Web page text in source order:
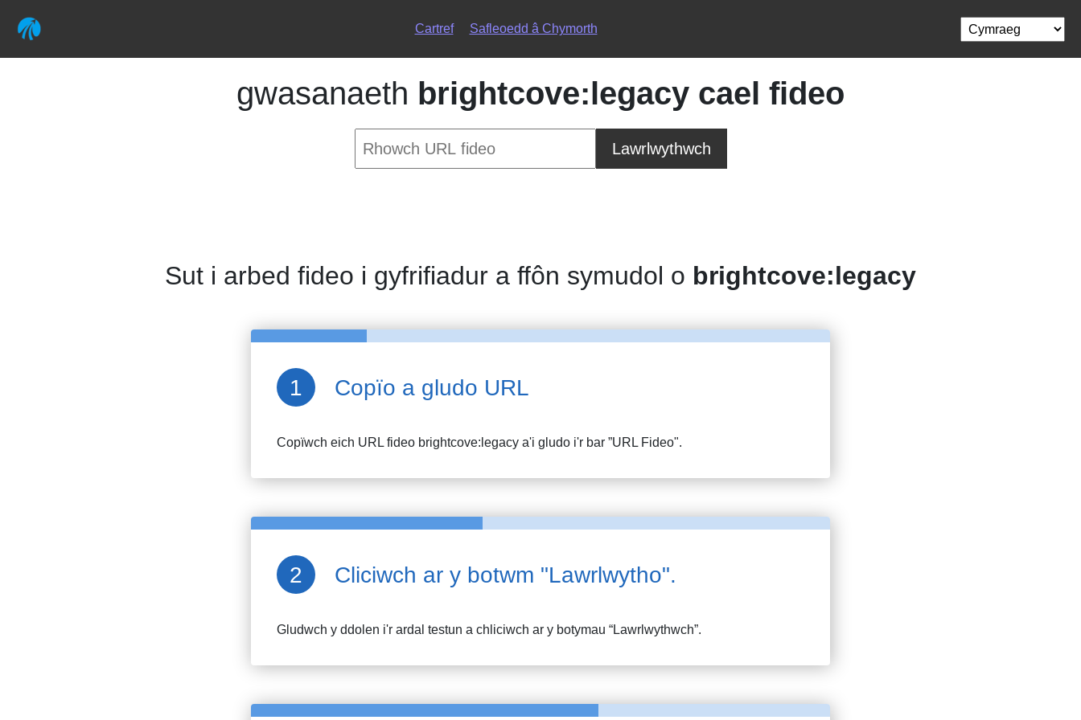
Cartref Safleoedd â Chymorth
gwasanaeth brightcove:legacy cael fideo
Lawrlwythwch
Sut i arbed fideo i gyfrifiadur a ffôn symudol o brightcove:legacy
Copïo a gludo URL
Copïwch eich URL fideo brightcove:legacy a'i gludo i'r bar ”URL Fideo".
Cliciwch ar y botwm "Lawrlwytho".
Gludwch y ddolen i'r ardal testun a chliciwch ar y botymau “Lawrlwythwch”.